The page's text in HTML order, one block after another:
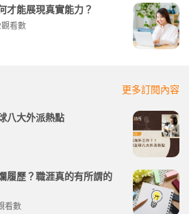
才能展現真實能力？
看數
更多訂閱內容
八大外派熱點
履歷？職涯真的有所謂的
看數